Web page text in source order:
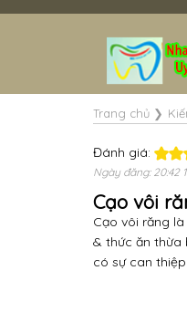
Trang chủ ❯
Đánh giá:
Ngày đăng: 20:42
Cạo vôi
Cạo vôi răng
& thức ăn thừa
có sự can